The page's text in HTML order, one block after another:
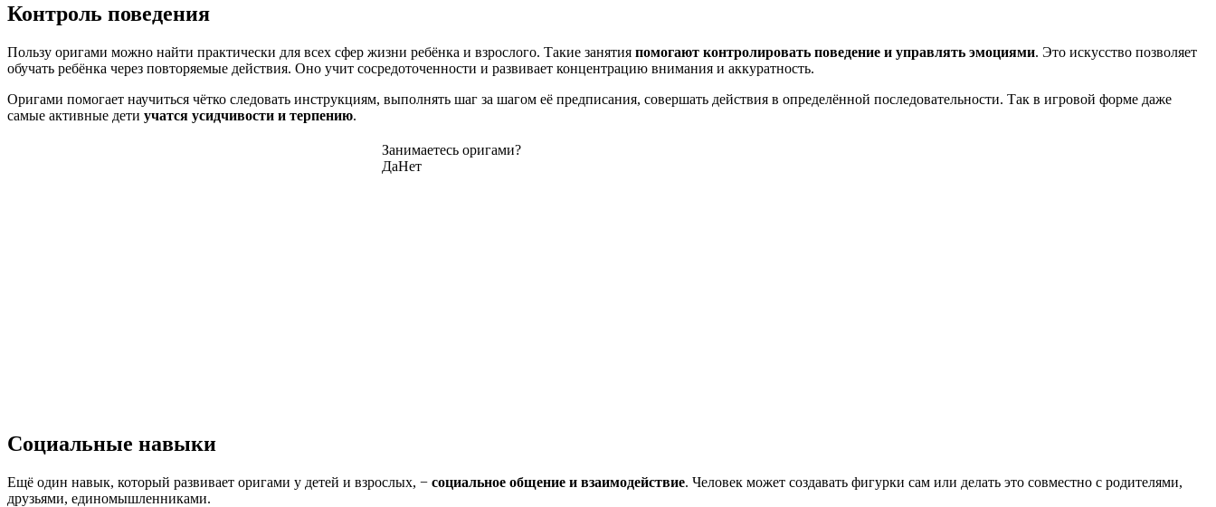
Контроль поведения
Пользу оригами можно найти практически для всех сфер жизни ребёнка и взрослого. Такие занятия помогают контролировать поведение и управлять эмоциями. Это искусство позволяет
обучать ребёнка через повторяемые действия. Оно учит сосредоточенности и развивает концентрацию внимания и аккуратность.
Оригами помогает научиться чётко следовать инструкциям, выполнять шаг за шагом её предписания, совершать действия в определённой последовательности. Так в игровой форме даже
самые активные дети учатся усидчивости и терпению.
Занимаетесь оригами?
ДаНет
Социальные навыки
Ещё один навык, который развивает оригами у детей и взрослых, − социальное общение и взаимодействие. Человек может создавать фигурки сам или делать это совместно с родителями,
друзьями, единомышленниками.